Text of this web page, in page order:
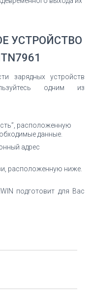
УСТРОЙСТВО
зарядных устройств
одним из
расположенную
данные.
адрес
расположенную ниже.
подготовит для Вас